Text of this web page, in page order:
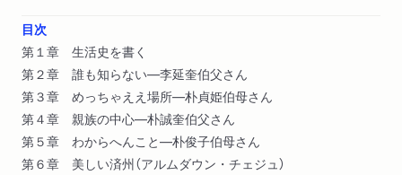
目次
第１章 生活史を書く
第２章 誰も知らない―李延奎伯父さん
第３章 めっちゃええ場所―朴貞姫伯母さん
第４章 親族の中心―朴誠奎伯父さん
第５章 わからへんこと―朴俊子伯母さん
第６章 美しい済州（アルムダウン・チェジュ）